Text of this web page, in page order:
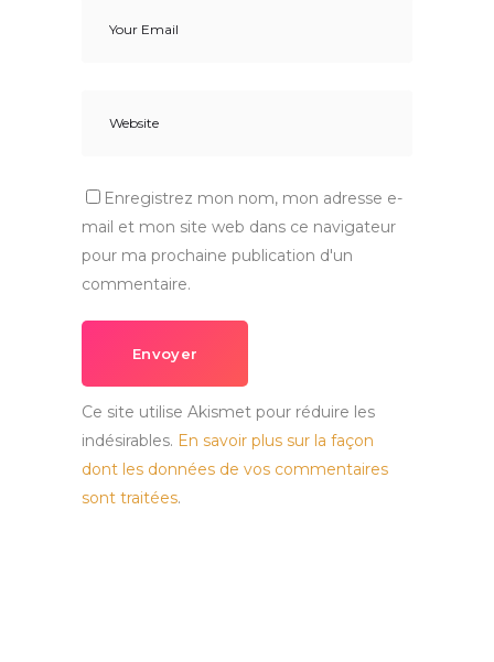
Enregistrez mon nom, mon adresse e-
mail et mon site web dans ce navigateur
pour ma prochaine publication d'un
commentaire.
Envoyer
Ce site utilise Akismet pour réduire les
indésirables. En savoir plus sur la façon
dont les données de vos commentaires
sont traitées.